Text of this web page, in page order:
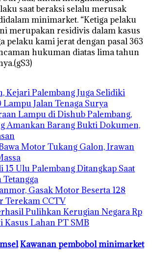
saat beraksi selalu merusak
minimarket. “Ketiga pelaku
merupakan residivis dalam kasus
pelaku kami jerat dengan pasal 363
hukuman diatas lima tahun
Kejari Palembang Juga Selidiki
Lampu Jalan Tenaga Surya
Lampu di Dishub Palembang,
Amankan Barang Bukti Dokumen,
Motor Tukang Galon, Irawan
15 Ulu Palembang Ditangkap Saat
Gasak Motor Beserta 128
Terekam CCTV
Pulihkan Kerugian Negara Rp
Kasus Lahan PT SMB
Kawanan pembobol minimarket